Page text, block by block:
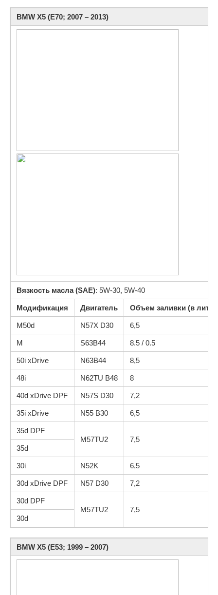
BMW X5 (E70; 2007 – 2013)
Вязкость масла (SAE): 5W-30, 5W-40
Модификация Двигатель Объем заливки (в
M50d N57X D30 6,5
M S63B44 8.5 / 0.5
50i xDrive N63B44 8,5
48i N62TU B48 8
40d xDrive DPF N57S D30 7,2
35i xDrive N55 B30 6,5
35d DPF
M57TU2
7,5
35d
30i N52K 6,5
30d xDrive DPF N57 D30 7,2
30d DPF
M57TU2
7,5
30d
BMW X5 (E53; 1999 – 2007)